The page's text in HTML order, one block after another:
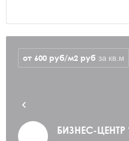
БИЗНЕС-ЦЕНТР
от 600 руб/м2 руб за кв.м